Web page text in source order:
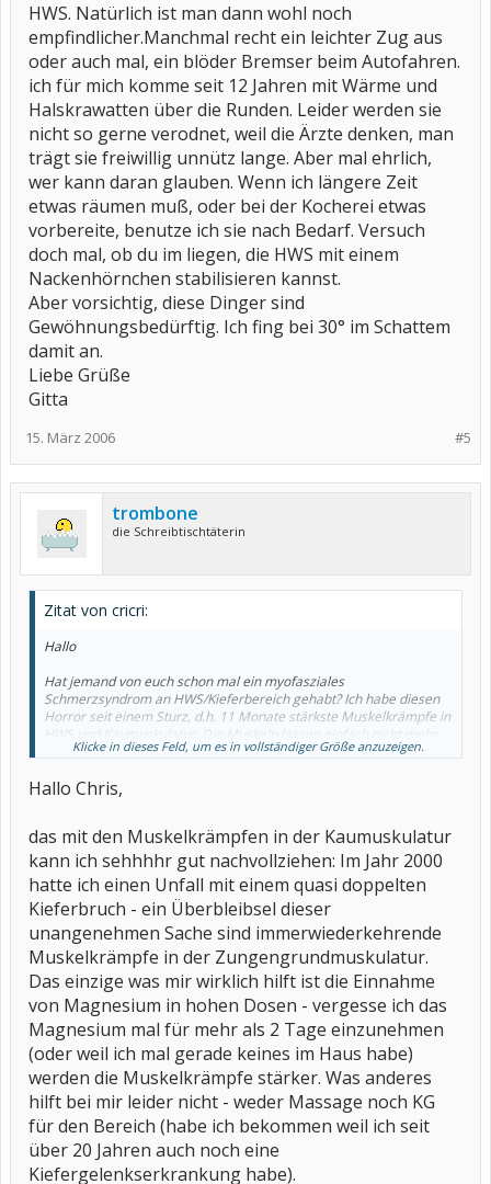
HWS. Natürlich ist man dann wohl noch
empfindlicher.Manchmal recht ein leichter Zug aus
oder auch mal, ein blöder Bremser beim Autofahren.
ich für mich komme seit 12 Jahren mit Wärme und
Halskrawatten über die Runden. Leider werden sie
nicht so gerne verodnet, weil die Ärzte denken, man
trägt sie freiwillig unnütz lange. Aber mal ehrlich,
wer kann daran glauben. Wenn ich längere Zeit
etwas räumen muß, oder bei der Kocherei etwas
vorbereite, benutze ich sie nach Bedarf. Versuch
doch mal, ob du im liegen, die HWS mit einem
Nackenhörnchen stabilisieren kannst.
Aber vorsichtig, diese Dinger sind
Gewöhnungsbedürftig. Ich fing bei 30° im Schattem
damit an.
Liebe Grüße
Gitta
#5
15. März 2006
trombone
die Schreibtischtäterin
Zitat von cricri:
Hallo
Hat jemand von euch schon mal ein myofasziales
Schmerzsyndrom an HWS/Kieferbereich gehabt? Ich habe diesen
Horror seit einem Sturz, d.h. 11 Monate stärkste Muskelkrämpfe in
HWS und Kaumuskulatur. Die Muskeln lassen einfach nicht mehr
los. Kennt jemand eine Therapie?
Klicke in dieses Feld, um es in vollständiger Größe anzuzeigen.
Hallo Chris,
das mit den Muskelkrämpfen in der Kaumuskulatur
kann ich sehhhhr gut nachvollziehen: Im Jahr 2000
hatte ich einen Unfall mit einem quasi doppelten
Kieferbruch - ein Überbleibsel dieser
unangenehmen Sache sind immerwiederkehrende
Muskelkrämpfe in der Zungengrundmuskulatur.
Das einzige was mir wirklich hilft ist die Einnahme
von Magnesium in hohen Dosen - vergesse ich das
Magnesium mal für mehr als 2 Tage einzunehmen
(oder weil ich mal gerade keines im Haus habe)
werden die Muskelkrämpfe stärker. Was anderes
hilft bei mir leider nicht - weder Massage noch KG
für den Bereich (habe ich bekommen weil ich seit
über 20 Jahren auch noch eine
Kiefergelenkserkrankung habe).